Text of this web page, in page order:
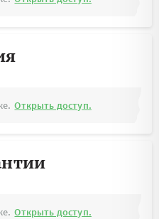
Открыть доступ.
Открыть доступ.